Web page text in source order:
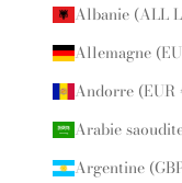
Albanie (ALL
Allemagne
Andorre (EUR
Argentine